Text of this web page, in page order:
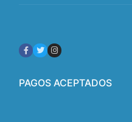
PAGOS ACEPTADOS